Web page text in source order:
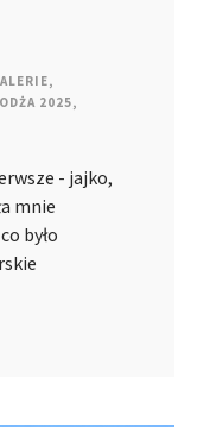
,
2025,
- jajko,
mnie
było